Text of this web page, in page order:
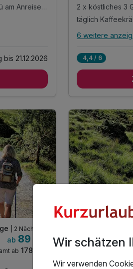
1 x Abendbuffet oder 3 Gang Menü am Anreisetag
Stück
bis 21.12.2026
2 x köstliches 3
täglich
Alle
2 x
mit jeweils
Kuchen
1 x Eierlikör zur
inkl. Gästekarte
inkl. Nutzung
inkl. Parkplatz
6 weitere
4,4 / 6
| 2 Nächte
ab 89 €
ab 178 €
Verfügbar bis
Wir schätzen
Wir verwenden